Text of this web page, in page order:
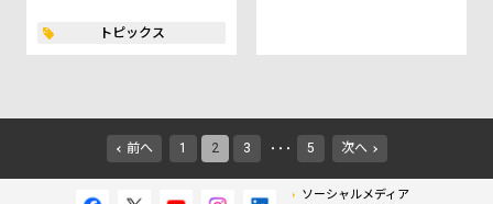
トピックス
前へ 1 2 3 ・・・ 5 次へ
ソーシャルメディア